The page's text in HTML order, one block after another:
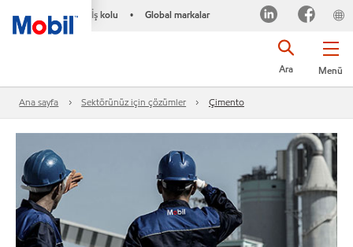
İş kolu • Global markalar
Menü
Ara
Ana sayfa Sektörünüz için çözümler Çimento